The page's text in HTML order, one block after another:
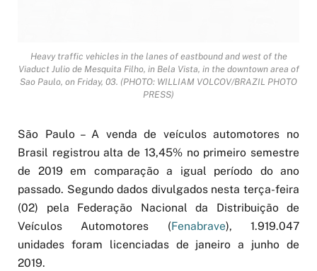
Heavy traffic vehicles in the lanes of eastbound and west of the
Viaduct Julio de Mesquita Filho, in Bela Vista, in the downtown area of
Sao Paulo, on Friday, 03. (PHOTO: WILLIAM VOLCOV/BRAZIL PHOTO
PRESS)
São Paulo – A venda de veículos automotores no
Brasil registrou alta de 13,45% no primeiro semestre
de 2019 em comparação a igual período do ano
passado. Segundo dados divulgados nesta terça-feira
(02) pela Federação Nacional da Distribuição de
Veículos Automotores (Fenabrave), 1.919.047
unidades foram licenciadas de janeiro a junho de
2019.